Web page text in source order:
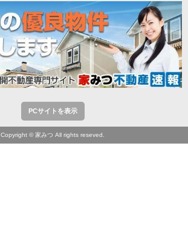
PCサイトを表示
Copyright © 家みつ All rights reseved.